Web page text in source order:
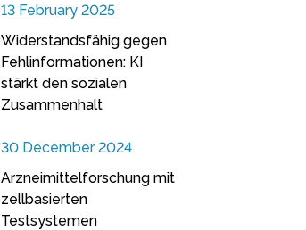
13 February 2025
Widerstandsfähig gegen
Fehlinformationen: KI
stärkt den sozialen
Zusammenhalt
30 December 2024
Arzneimittelforschung mit
zellbasierten
Testsystemen